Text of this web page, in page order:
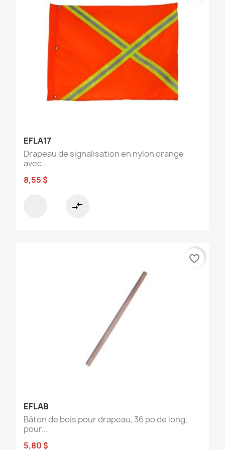
EFLA17
Drapeau de signalisation en nylon orange
avec...
8,55 $
compare_arrows
EFLAB
Bâton de bois pour drapeau, 36 po de long,
pour...
5,80 $
favorite_border